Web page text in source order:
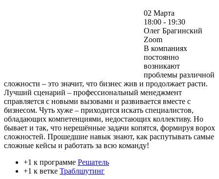
02 Марта
18:00 - 19:30
Олег Брагинский
Zoom
В компаниях
постоянно
возникают
проблемы различной
сложности – это значит, что бизнес жив и продолжает расти.
Лучший сценарий – профессиональный менеджмент
справляется с новыми вызовами и развивается вместе с
бизнесом. Чуть хуже – приходится искать специалистов,
обладающих компетенциями, недостающих коллективу. Но
бывает и так, что нерешённые задачи копятся, формируя ворох
сложностей. Прошедшие навык знают, как распутывать самые
сложные кейсы и работать за всю команду!
+1 к программе Решатель
+1 к ветке Траблшутинг